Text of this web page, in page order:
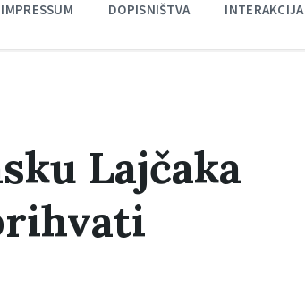
IMPRESSUM DOPISNIŠTVA INTERAKCIJA
Lajčaka